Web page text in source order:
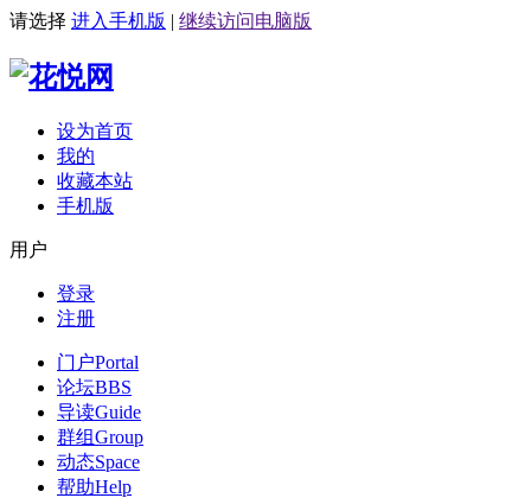
请选择 进入手机版 | 继续访问电脑版
设为首页
我的
收藏本站
手机版
用户
登录
注册
门户Portal
论坛BBS
导读Guide
群组Group
动态Space
帮助Help